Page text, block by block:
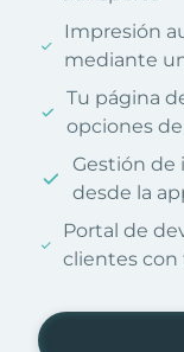
Impresión
mediante
Tu página
opciones
Gestión de
desde la
Portal de
clientes con